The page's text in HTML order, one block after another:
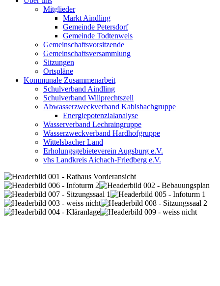
Mitglieder
Markt Aindling
Gemeinde Petersdorf
Gemeinde Todtenweis
Gemeinschaftsvorsitzende
Gemeinschaftsversammlung
Sitzungen
Ortspläne
Kommunale Zusammenarbeit
Schulverband Aindling
Schulverband Willprechtszell
Abwasserzweckverband Kabisbachgruppe
Energiepotenzialanalyse
Wasserverband Lechraingruppe
Wasserzweckverband Hardhofgruppe
Wittelsbacher Land
Erholungsgebieteverein Augsburg e.V.
vhs Landkreis Aichach-Friedberg e.V.